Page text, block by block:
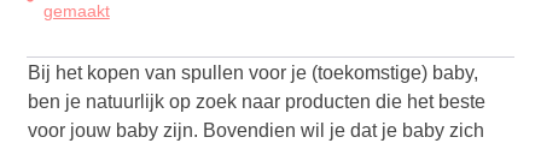
gemaakt
Bij het kopen van spullen voor je (toekomstige) baby,
ben je natuurlijk op zoek naar producten die het beste
voor jouw baby zijn. Bovendien wil je dat je baby zich